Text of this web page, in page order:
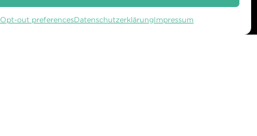
Opt-out preferencesDatenschutzerklärungImpressum